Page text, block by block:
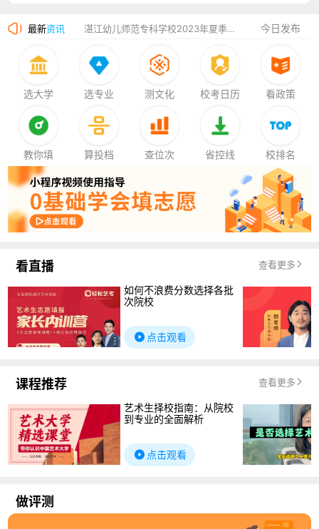
最新资讯 湛江幼儿师范专科学校2023年夏季高考招生简章
香港中文大学（深圳）2023年夏季高考招生简章
今日发布
选大学 选专业 测文化 校考日历 看政策
教你填 算投档 查位次 省控线 校排名
看直播 查看更多
如何不浪费分数选择各批
次院校
点击观看
课程推荐 查看更多
艺术生择校指南：从院校
到专业的全面解析
点击观看
做评测